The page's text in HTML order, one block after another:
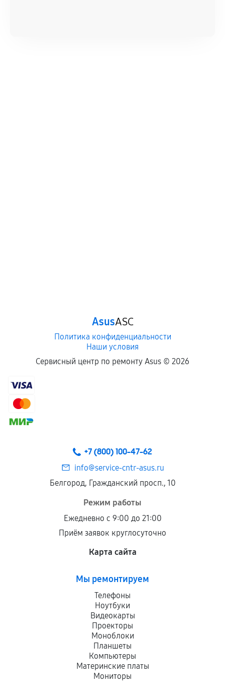
AsusASC
Политика конфиденциальности
Наши условия
Сервисный центр по ремонту Asus © 2026
+7 (800) 100-47-62
info@service-cntr-asus.ru
Белгород, Гражданский просп., 10
Режим работы
Ежедневно с 9:00 до 21:00
Приём заявок круглосуточно
Карта сайта
Мы ремонтируем
Телефоны
Ноутбуки
Видеокарты
Проекторы
Моноблоки
Планшеты
Компьютеры
Материнские платы
Мониторы